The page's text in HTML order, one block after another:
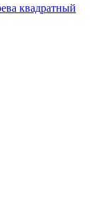
квадратный